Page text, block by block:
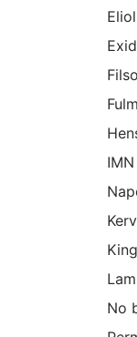
Eliol
Filso
No